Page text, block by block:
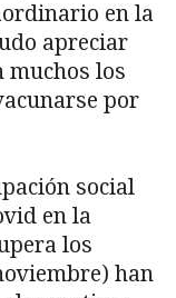
en la
apreciar
muchos los
por
social
en la
los
han